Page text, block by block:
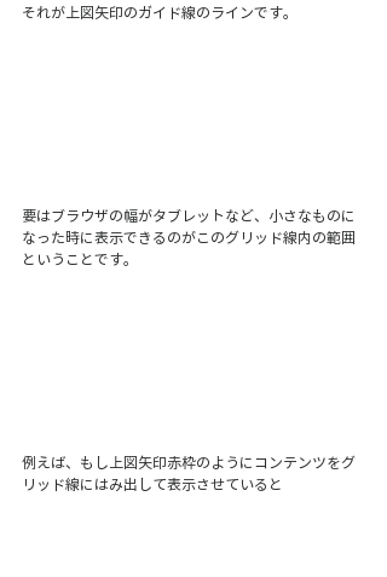
それが上図矢印のガイド線のラインです。
要はブラウザの幅がタブレットなど、小さなものに
なった時に表示できるのがこのグリッド線内の範囲
ということです。
例えば、もし上図矢印赤枠のようにコンテンツをグ
リッド線にはみ出して表示させていると